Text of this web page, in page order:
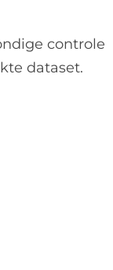
controle
dataset.